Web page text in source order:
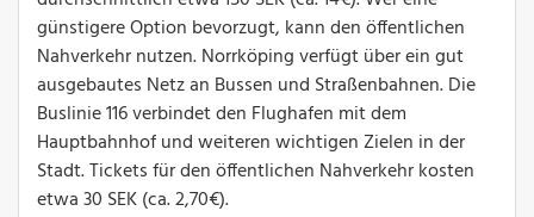
günstigere Option bevorzugt, kann den öffentlichen
Nahverkehr nutzen. Norrköping verfügt über ein gut
ausgebautes Netz an Bussen und Straßenbahnen. Die
Buslinie 116 verbindet den Flughafen mit dem
Hauptbahnhof und weiteren wichtigen Zielen in der
Stadt. Tickets für den öffentlichen Nahverkehr kosten
etwa 30 SEK (ca. 2,70€).